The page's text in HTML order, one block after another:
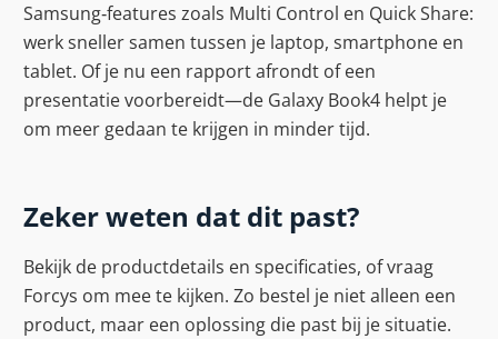
Samsung‑features zoals Multi Control en Quick Share:
werk sneller samen tussen je laptop, smartphone en
tablet. Of je nu een rapport afrondt of een
presentatie voorbereidt—de Galaxy Book4 helpt je
om meer gedaan te krijgen in minder tijd.
Zeker weten dat dit past?
Bekijk de productdetails en specificaties, of vraag
Forcys om mee te kijken. Zo bestel je niet alleen een
product, maar een oplossing die past bij je situatie.